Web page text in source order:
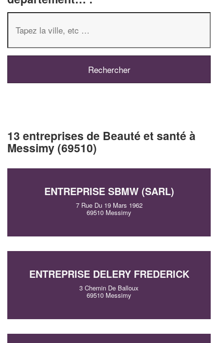
13 entreprises de Beauté et santé à
Messimy (69510)
ENTREPRISE SBMW (SARL)
7 Rue Du 19 Mars 1962
69510 Messimy
ENTREPRISE DELERY FREDERICK
3 Chemin De Balloux
69510 Messimy